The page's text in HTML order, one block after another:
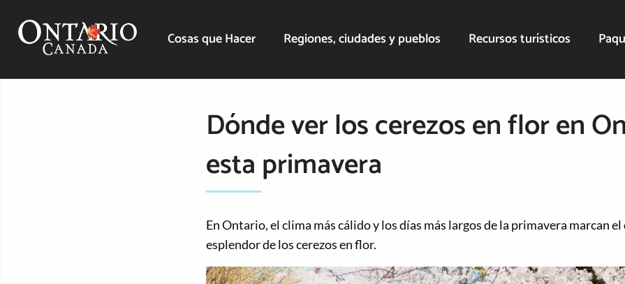
Cosas que Hacer Regiones, ciudades y pueblos Recursos turísticos
Dónde ver los cerezos en flor en
esta primavera
En Ontario, el clima más cálido y los días más largos de la primavera marcan
esplendor de los cerezos en flor.